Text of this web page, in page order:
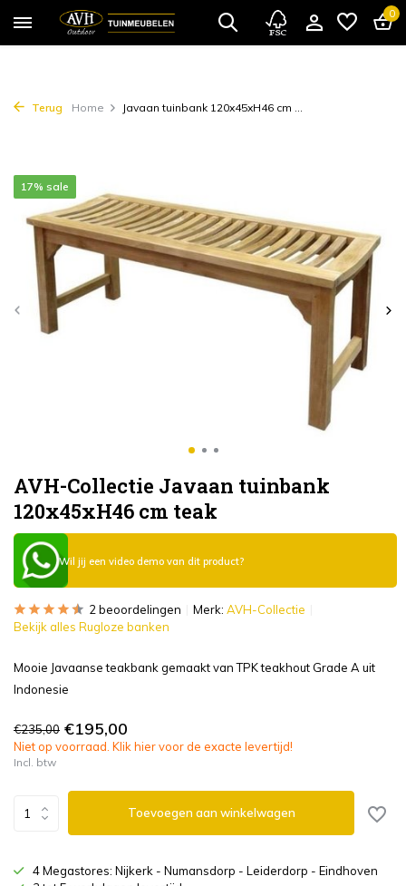
0
Terug Home Javaan tuinbank 120x45xH46 cm ...
AVH-Collectie Javaan tuinbank
120x45xH46 cm teak
17% sale
Wil jij een video demo van dit product?
2 beoordelingen Merk: AVH-Collectie
Bekijk alles Rugloze banken
Mooie Javaanse teakbank gemaakt van TPK teakhout Grade A uit
Indonesie
€235,00 €195,00
Niet op voorraad. Klik hier voor de exacte levertijd!
Incl. btw
Toevoegen aan winkelwagen
4 Megastores: Nijkerk - Numansdorp - Leiderdorp - Eindhoven